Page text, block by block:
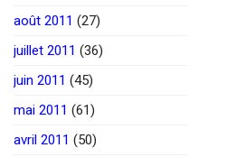
août 2011 (27)
juillet 2011 (36)
juin 2011 (45)
mai 2011 (61)
avril 2011 (50)